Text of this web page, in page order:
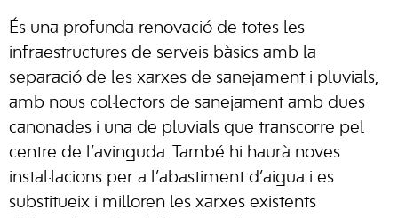
És una profunda renovació de totes les
infraestructures de serveis bàsics amb la
separació de les xarxes de sanejament i pluvials,
amb nous col·lectors de sanejament amb dues
canonades i una de pluvials que transcorre pel
centre de l’avinguda. També hi haurà noves
instal·lacions per a l’abastiment d’aigua i es
substitueix i milloren les xarxes existents